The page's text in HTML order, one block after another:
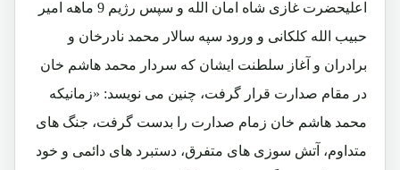
اعلیحضرت غازی شاه امان الله و سپس رژیم 9 ماهه امیر
حبیب الله کلکانی و ورود سپه سالار محمد نادرخان و
برادران و آغاز سلطنت ایشان که سردار محمد هاشم خان
در مقام صدارت قرار گرفت، چنین می نویسد: «زمانیکه
محمد هاشم خان زمام صدارت را بدست گرفت، جنگ های
متداوم، آتش سوزی های متفرق، دستبرد های دائمی و خود